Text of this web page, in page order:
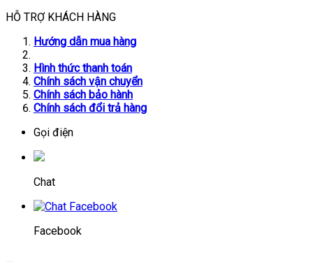
HỖ TRỢ KHÁCH HÀNG
Hướng dẫn mua hàng
Hình thức thanh toán
Chính sách vận chuyển
Chính sách bảo hành
Chính sách đổi trả hàng
Gọi điện
Chat
Facebook